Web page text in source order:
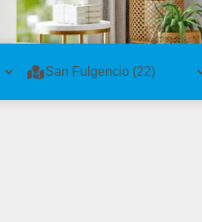
· Viviendas Chalet